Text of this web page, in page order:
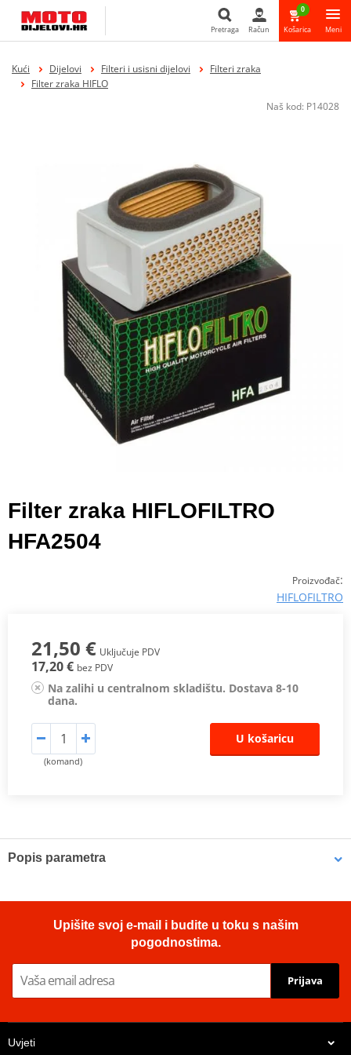
Pretraga Račun
0
Košarica Meni
Kući Dijelovi Filteri i usisni dijelovi
Filteri zraka
Filter zraka HIFLO
Naš kod: P14028
Filter zraka HIFLOFILTRO
HFA2504
Proizvođač:
HIFLOFILTRO
21,50 € Uključuje PDV
17,20 € bez PDV
Na zalihi u centralnom skladištu. Dostava 8-10
dana.
(komand)
U košaricu
Popis parametra
Hiflofiltro air filters are manufactured to fit the factory air box and
are a direct replacement for original equipment filters. Top quality
powerflow filtering media, developed for modern high
performance engines.
Upišite svoj e-mail i budite u toku s našim
pogodnostima.
Prijava
Uvjeti